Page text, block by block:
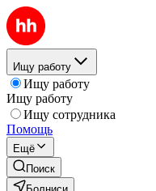
Ищу работу
Ищу работу
Ищу работу
Ищу сотрудника
Помощь
Ещё
Поиск